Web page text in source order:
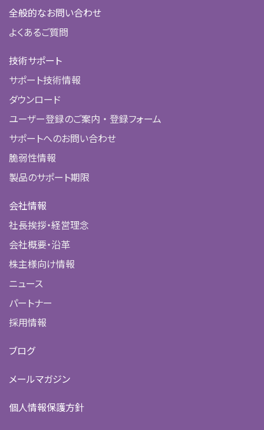
全般的なお問い合わせ
よくあるご質問
技術サポート
サポート技術情報
ダウンロード
ユーザー登録のご案内 ・ 登録フォーム
サポートへのお問い合わせ
脆弱性情報
製品のサポート期限
会社情報
社長挨拶・経営理念
会社概要・沿革
株主様向け情報
ニュース
パートナー
採用情報
ブログ
メールマガジン
個人情報保護方針